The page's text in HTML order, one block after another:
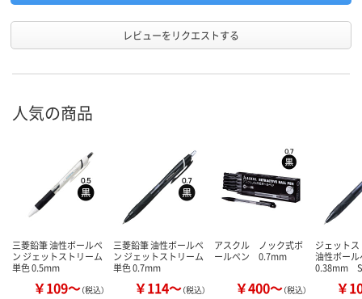
レビューをリクエストする
人気の商品
三菱鉛筆 油性ボールペ
ン ジェットストリーム
単色 0.5mm
￥109～（税込）
三菱鉛筆 油性ボールペ
ン ジェットストリーム
単色 0.7mm
￥114～（税込）
アスクル ノック式ボ
ールペン 0.7mm
￥400～（税込）
ジェット
油性ボー
0.38mm
￥